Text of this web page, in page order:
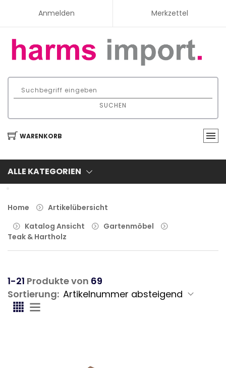
Anmelden Merkzettel
SUCHEN
WARENKORB
ALLE KATEGORIEN
Home
Artikelübersicht
Katalog Ansicht
Gartenmöbel
Teak & Hartholz
1-21 Produkte von 69
Sortierung: